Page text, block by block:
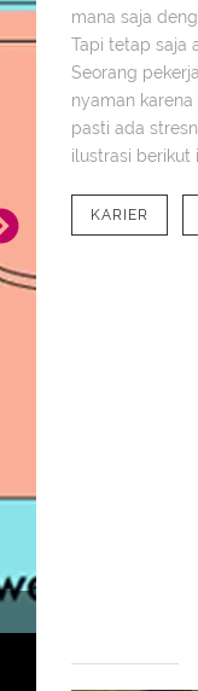
mana saja
Tapi tetap saja
Seorang
nyaman
pasti ada
ilustrasi berikut
KARIER